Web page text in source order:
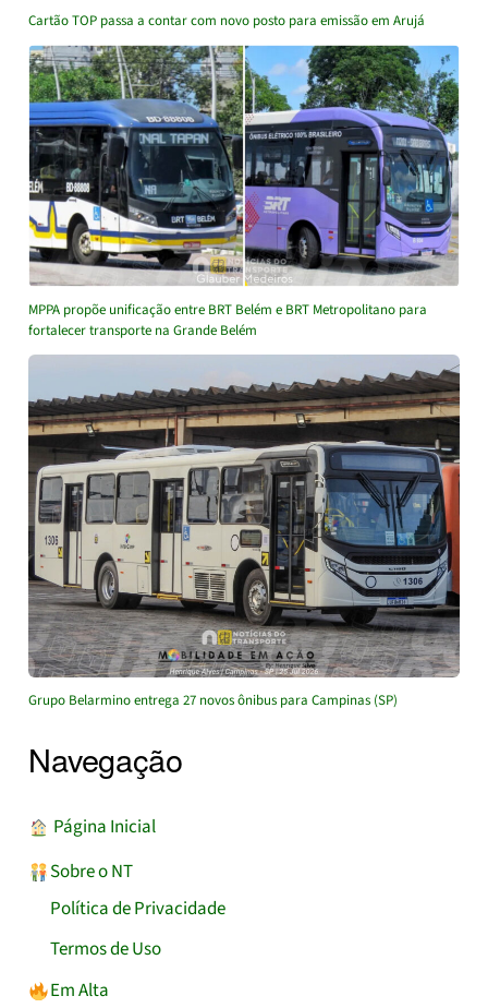
Cartão TOP passa a contar com novo posto para emissão em Arujá
MPPA propõe unificação entre BRT Belém e BRT Metropolitano para
fortalecer transporte na Grande Belém
Grupo Belarmino entrega 27 novos ônibus para Campinas (SP)
Navegação
︎ Página Inicial
Sobre o NT
Política de Privacidade
Termos de Uso
Em Alta